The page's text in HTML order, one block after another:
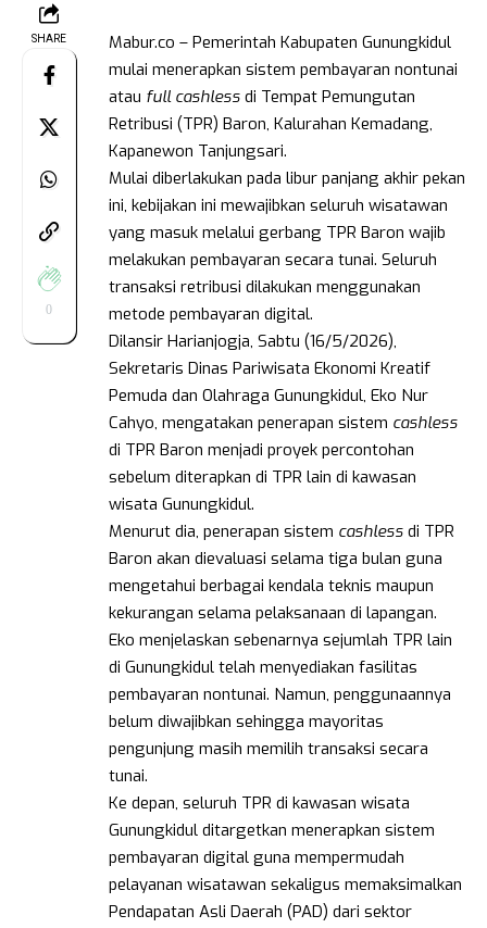
SHARE
0
Mabur.co – Pemerintah Kabupaten Gunungkidul
mulai menerapkan sistem pembayaran nontunai
atau full cashless di Tempat Pemungutan
Retribusi (TPR) Baron, Kalurahan Kemadang,
Kapanewon Tanjungsari.
Mulai diberlakukan pada libur panjang akhir pekan
ini, kebijakan ini mewajibkan seluruh wisatawan
yang masuk melalui gerbang TPR Baron wajib
melakukan pembayaran secara tunai. Seluruh
transaksi retribusi dilakukan menggunakan
metode pembayaran digital.
Dilansir Harianjogja, Sabtu (16/5/2026),
Sekretaris Dinas Pariwisata Ekonomi Kreatif
Pemuda dan Olahraga Gunungkidul, Eko Nur
Cahyo, mengatakan penerapan sistem cashless
di TPR Baron menjadi proyek percontohan
sebelum diterapkan di TPR lain di kawasan
wisata Gunungkidul.
Menurut dia, penerapan sistem cashless di TPR
Baron akan dievaluasi selama tiga bulan guna
mengetahui berbagai kendala teknis maupun
kekurangan selama pelaksanaan di lapangan.
Eko menjelaskan sebenarnya sejumlah TPR lain
di Gunungkidul telah menyediakan fasilitas
pembayaran nontunai. Namun, penggunaannya
belum diwajibkan sehingga mayoritas
pengunjung masih memilih transaksi secara
tunai.
Ke depan, seluruh TPR di kawasan wisata
Gunungkidul ditargetkan menerapkan sistem
pembayaran digital guna mempermudah
pelayanan wisatawan sekaligus memaksimalkan
Pendapatan Asli Daerah (PAD) dari sektor